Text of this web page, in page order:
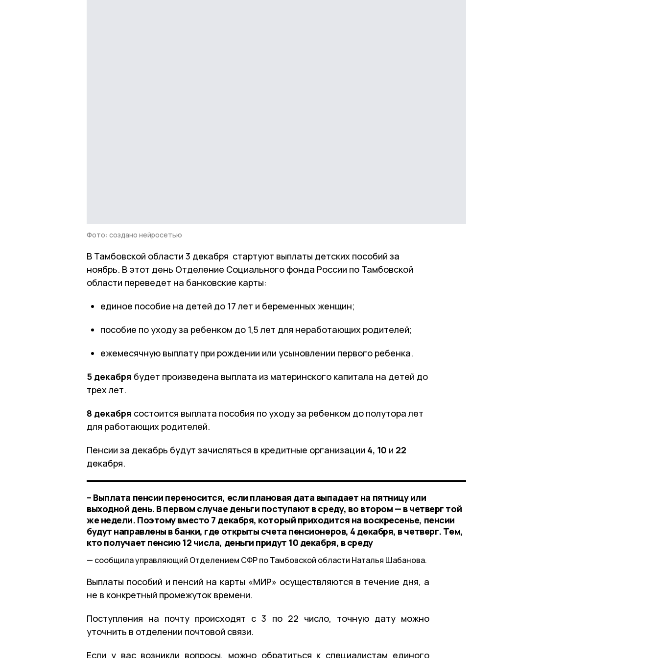
Фото: создано нейросетью
В Тамбовской области 3 декабря стартуют выплаты детских пособий за
ноябрь. В этот день Отделение Социального фонда России по Тамбовской
области переведет на банковские карты:
единое пособие на детей до 17 лет и беременных женщин;
пособие по уходу за ребенком до 1,5 лет для неработающих родителей;
ежемесячную выплату при рождении или усыновлении первого ребенка.
5 декабря будет произведена выплата из материнского капитала на детей до
трех лет.
8 декабря состоится выплата пособия по уходу за ребенком до полутора лет
для работающих родителей.
Пенсии за декабрь будут зачисляться в кредитные организации 4, 10 и 22
декабря.
– Выплата пенсии переносится, если плановая дата выпадает на пятницу или
выходной день. В первом случае деньги поступают в среду, во втором — в четверг той
же недели. Поэтому вместо 7 декабря, который приходится на воскресенье, пенсии
будут направлены в банки, где открыты счета пенсионеров, 4 декабря, в четверг. Тем,
кто получает пенсию 12 числа, деньги придут 10 декабря, в среду
сообщила управляющий Отделением СФР по Тамбовской области Наталья Шабанова.
Выплаты пособий и пенсий на карты «МИР» осуществляются в течение дня, а
не в конкретный промежуток времени.
Поступления на почту происходят с 3 по 22 число, точную дату можно
уточнить в отделении почтовой связи.
Если у вас возникли вопросы, можно обратиться к специалистам единого